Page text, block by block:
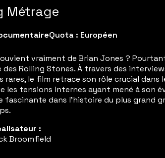
Métrage
Quota : Européen
vraiment de Brian Jones ?
des Rolling Stones. À travers des
rares, le film retrace son rôle crucial dans
les tensions internes ayant mené à son
fascinante dans l’histoire du plus grand
:
Broomfield